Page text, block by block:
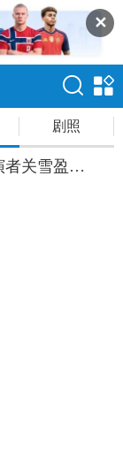
✕
剧照
锦绣南歌沈乐清是谁演的 沈乐清扮演者关雪盈资料